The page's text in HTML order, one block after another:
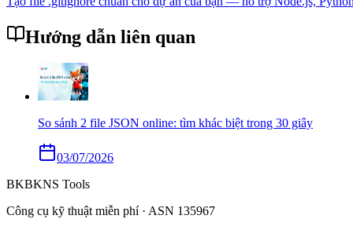
Hướng dẫn liên quan
So sánh 2 file JSON online: tìm khác biệt trong 30 giây
03/07/2026
BKBKNS Tools
Công cụ kỹ thuật miễn phí · ASN 135967